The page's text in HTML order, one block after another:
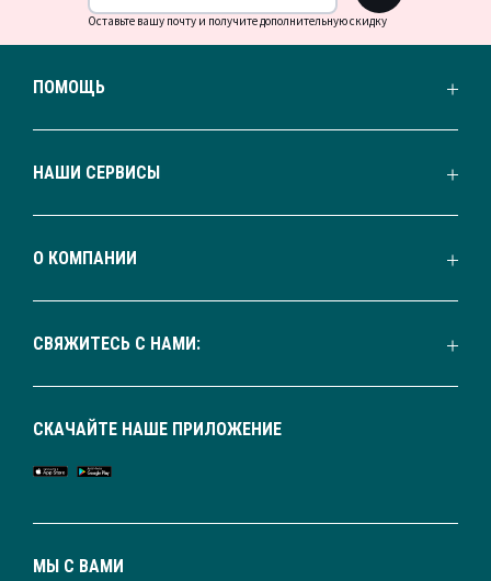
Оставьте вашу почту и получите дополнительную скидку
ПОМОЩЬ
НАШИ СЕРВИСЫ
О КОМПАНИИ
СВЯЖИТЕСЬ С НАМИ:
МЫ С ВАМИ
СКАЧАЙТЕ НАШЕ ПРИЛОЖЕНИЕ